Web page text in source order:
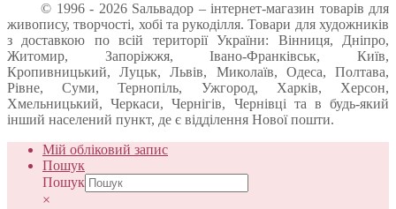
© 1996 - 2026 Sальвадор – інтернет-магазин товарів для
живопису, творчості, хобі та рукоділля. Товари для художників
з доставкою по всій території України: Вінниця, Дніпро,
Житомир, Запоріжжя, Івано-Франківськ, Київ,
Кропивницький, Луцьк, Львів, Миколаїв, Одеса, Полтава,
Рівне, Суми, Тернопіль, Ужгород, Харків, Херсон,
Хмельницький, Черкаси, Чернігів, Чернівці та в будь-який
інший населений пункт, де є відділення Нової пошти.
Мій обліковий запис
Пошук
Пошук
×